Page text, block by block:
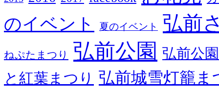
のイベント 夏のイベント 弘前
ねぷたまつり 弘前公園 弘前公
と紅葉まつり 弘前城雪灯籠ま